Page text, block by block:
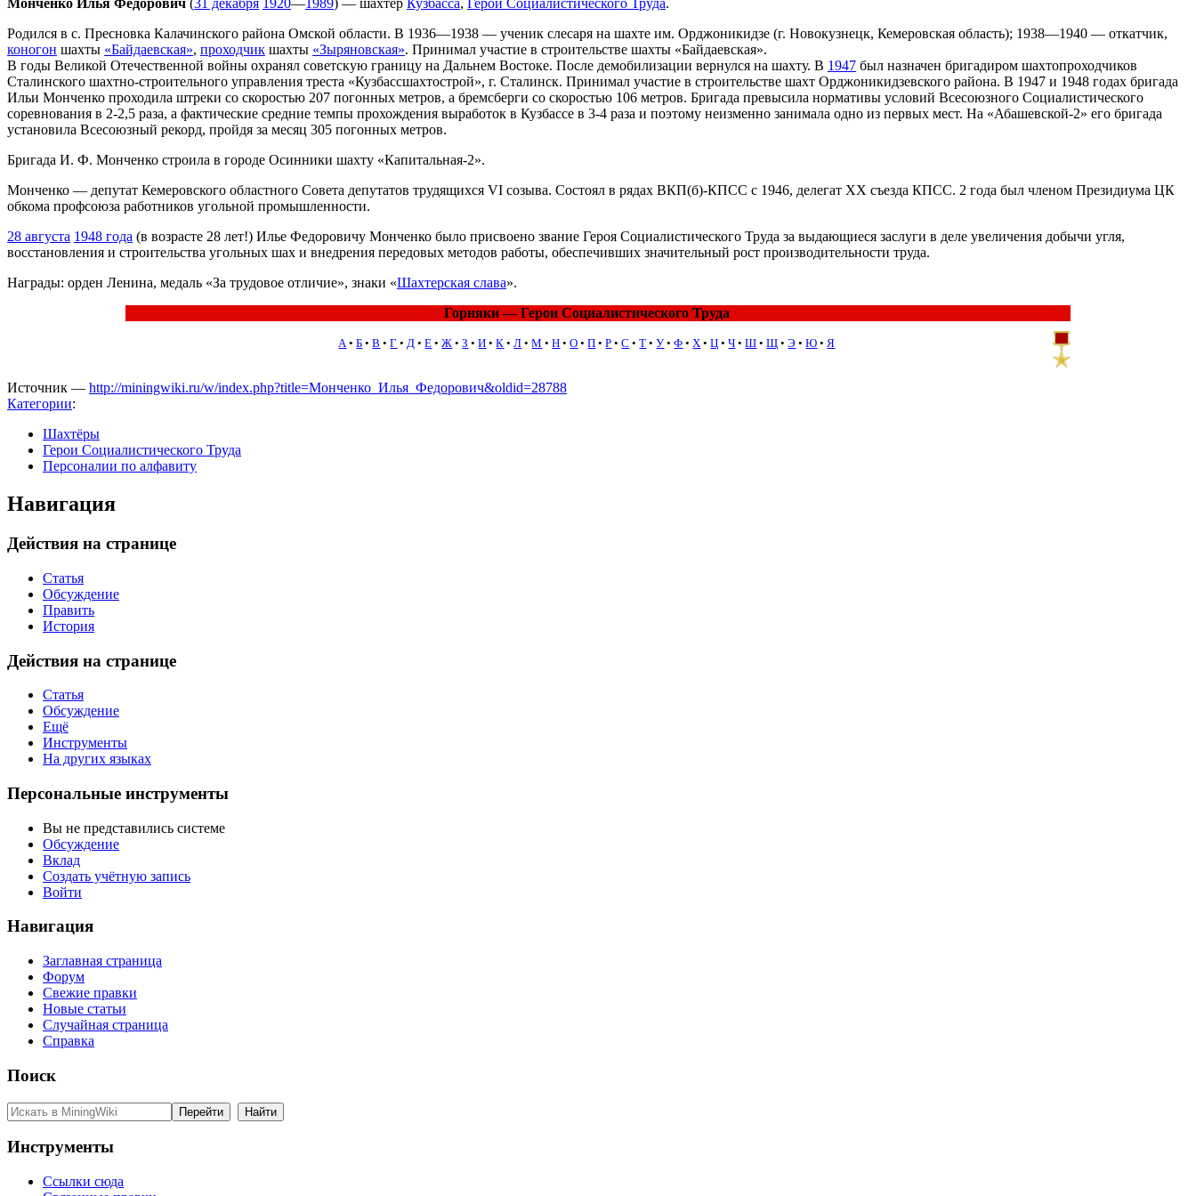
Родился в с. Пресновка Калачинского района Омской области. В 1936—1938 — ученик слесаря на шахте им. Орджоникидзе (г. Новокузнецк, Кемеровская область); 1938—1940 — откатчик,
коногон шахты «Байдаевская», проходчик шахты «Зыряновская». Принимал участие в строительстве шахты «Байдаевская».
В годы Великой Отечественной войны охранял советскую границу на Дальнем Востоке. После демобилизации вернулся на шахту. В 1947 был назначен бригадиром шахтопроходчиков
Сталинского шахтно-строительного управления треста «Кузбассшахтострой», г. Сталинск. Принимал участие в строительстве шахт Орджоникидзевского района. В 1947 и 1948 годах бригада
Ильи Монченко проходила штреки со скоростью 207 погонных метров, а бремсберги со скоростью 106 метров. Бригада превысила нормативы условий Всесоюзного Социалистического
соревнования в 2-2,5 раза, а фактические средние темпы прохождения выработок в Кузбассе в 3-4 раза и поэтому неизменно занимала одно из первых мест. На «Абашевской-2» его бригада
установила Всесоюзный рекорд, пройдя за месяц 305 погонных метров.
Бригада И. Ф. Монченко строила в городе Осинники шахту «Капитальная-2».
Монченко — депутат Кемеровского областного Совета депутатов трудящихся VI созыва. Состоял в рядах ВКП(б)-КПСС с 1946, делегат XX съезда КПСС. 2 года был членом Президиума ЦК
обкома профсоюза работников угольной промышленности.
28 августа 1948 года (в возрасте 28 лет!) Илье Федоровичу Монченко было присвоено звание Героя Социалистического Труда за выдающиеся заслуги в деле увеличения добычи угля,
восстановления и строительства угольных шах и внедрения передовых методов работы, обеспечивших значительный рост производительности труда.
Награды: орден Ленина, медаль «За трудовое отличие», знаки «Шахтерская слава».
Горняки — Герои Социалистического Труда
А•Б •В •Г •Д •Е •Ж •З •И •К •Л •М •Н •О •П •Р •С •Т •У •Ф •Х •Ц •Ч •Ш •Щ •Э •Ю •Я
Источник — http://miningwiki.ru/w/index.php?title=Монченко_Илья_Федорович&oldid=28788
Категории:
Шахтёры
Герои Социалистического Труда
Персоналии по алфавиту
Навигация
Действия на странице
Статья
Обсуждение
Править
История
Действия на странице
Статья
Обсуждение
Ещё
Инструменты
На других языках
Персональные инструменты
Вы не представились системе
Обсуждение
Вклад
Создать учётную запись
Войти
Навигация
Заглавная страница
Форум
Свежие правки
Новые статьи
Случайная страница
Справка
Поиск
Инструменты
Ссылки сюда